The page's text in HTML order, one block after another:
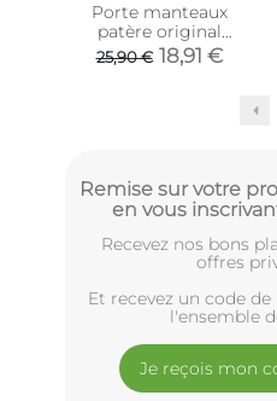
Porte manteaux
patère original
cintres
25,90 € 18,91 €
Remise sur votre
en vous
Recevez nos bons
offres
Et recevez un code
l'ensemble
Je reçois mon